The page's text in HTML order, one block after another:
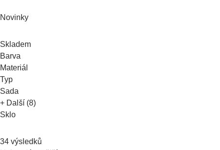
Novinky
Skladem
Barva
Materiál
Typ
Sada
+ Další (8)
Sklo
34 výsledků